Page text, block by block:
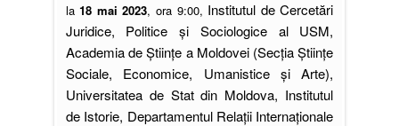
la18 mai 2023, ora 9:00, Institutul de Cercetări
Juridice, Politice și Sociologice al USM,
Academia de Științe a Moldovei (Secția Științe
Sociale, Economice, Umanistice și Arte),
Universitatea de Stat din Moldova, Institutul
de Istorie, Departamentul Relații Internaționale